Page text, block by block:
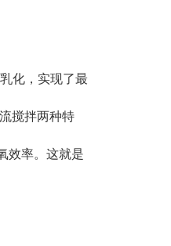
化，实现了最
搅拌两种特
效率。这就是